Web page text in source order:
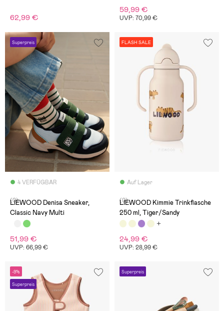
62,99 €
59,99 €
UVP: 70,99 €
Superpreis
4 VERFÜGBAR
(0)
LIEWOOD Denisa Sneaker,
Classic Navy Multi
51,99 €
UVP: 66,99 €
FLASH SALE
Auf Lager
(0)
LIEWOOD Kimmie Trinkflasche
250 ml, Tiger/Sandy
24,99 €
UVP: 28,99 €
-9%
Superpreis
Superpreis